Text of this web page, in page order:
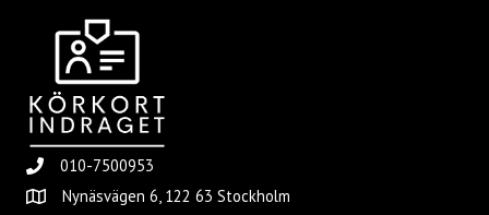
010-7500953
Nynäsvägen 6, 122 63 Stockholm